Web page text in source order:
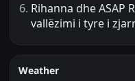
Rihanna dhe ASAP
vallëzimi i tyre i
Weather